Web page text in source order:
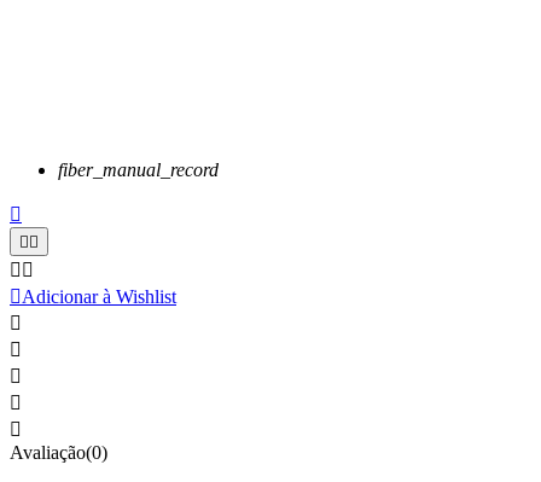
fiber_manual_record


 
Adicionar à Wishlist





Avaliação(0)